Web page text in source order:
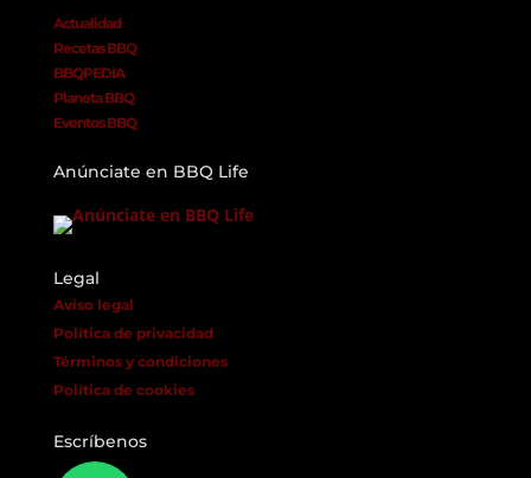
Actualidad
Recetas BBQ
BBQPEDIA
Planeta BBQ
Eventos BBQ
Anúnciate en BBQ Life
Legal
Aviso legal
Política de privacidad
Términos y condiciones
Política de cookies
Escríbenos